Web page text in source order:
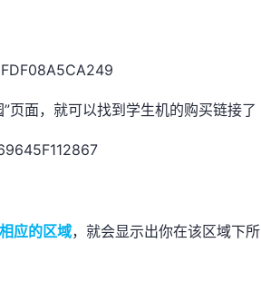
页面，就可以找到学生机的购买链接了
相应的区域，就会显示出你在该区域下所